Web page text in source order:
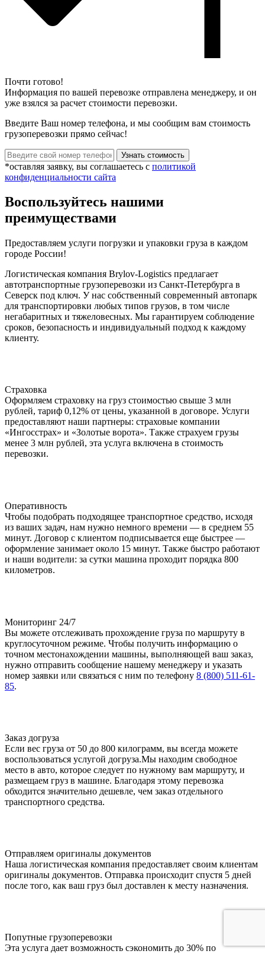
Почти готово!
Информация по вашей перевозке отправлена менеджеру, и он
уже взялся за расчет стоимости перевозки.
Введите Ваш номер телефона, и мы сообщим вам стоимость
грузоперевозки прямо сейчас!
*оставляя заявку, вы соглашаетесь с политикой
конфиденциальности сайта
Воспользуйтесь нашими
преимуществами
Предоставляем услуги погрузки и упаковки груза в каждом
городе России!
Логистическая компания Brylov-Logistics предлагает
автотранспортные грузоперевозки из Санкт-Петербурга в
Северск под ключ. У нас собственный современный автопарк
для транспортировки любых типов грузов, в том числе
негабаритных и тяжеловесных. Мы гарантируем соблюдение
сроков, безопасность и индивидуальный подход к каждому
клиенту.
Страховка
Оформляем страховку на груз стоимостью свыше 3 млн
рублей, тариф 0,12% от цены, указанной в договоре. Услуги
предоставляют наши партнеры: страховые компании
«Ингосстрах» и «Золотые ворота». Также страхуем грузы
менее 3 млн рублей, эта услуга включена в стоимость
перевозки.
Оперативность
Чтобы подобрать подходящее транспортное средство, исходя
из ваших задач, нам нужно немного времени — в среднем 55
минут. Договор с клиентом подписывается еще быстрее —
оформление занимает около 15 минут. Также быстро работают
и наши водители: за сутки машина проходит порядка 800
километров.
Мониторинг 24/7
Вы можете отслеживать прохождение груза по маршруту в
круглосуточном режиме. Чтобы получить информацию о
точном местонахождении машины, выполняющей ваш заказ,
нужно отправить сообщение нашему менеджеру и указать
номер заявки или связаться с ним по телефону 8 (800) 511-61-
85.
Заказ догруза
Если вес груза от 50 до 800 килограмм, вы всегда можете
воспользоваться услугой догруза.Мы находим свободное
место в авто, которое следует по нужному вам маршруту, и
размещаем груз в машине. Благодаря этому перевозка
обходится значительно дешевле, чем заказ отдельного
транспортного средства.
Отправляем оригиналы документов
Наша логистическая компания предоставляет своим клиентам
оригиналы документов. Отправка происходит спустя 5 дней
после того, как ваш груз был доставлен к месту назначения.
Попутные грузоперевозки
Эта услуга дает возможность сэкономить до 30% по